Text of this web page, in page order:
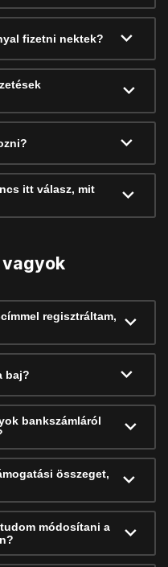
fizetni nektek?
itt válasz, mit
regisztráltam,
baj?
bankszámláról
összeget,
módosítani a